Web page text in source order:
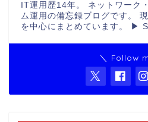
IT運用歴14年。 ネットワーク
ム運用の備忘録ブログです。
を中心にまとめています。 ▶
＼ Follow